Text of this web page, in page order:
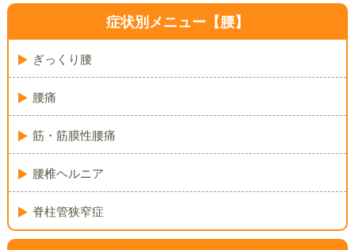
症状別メニュー【腰】
ぎっくり腰
腰痛
筋・筋膜性腰痛
腰椎ヘルニア
脊柱管狭窄症